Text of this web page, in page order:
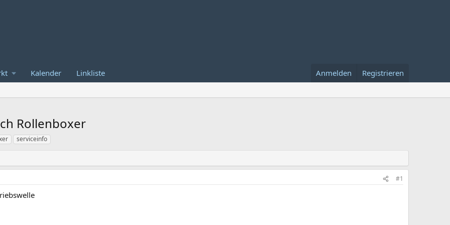
Kalender Linkliste Anmelden Registrieren
Rollenboxer
serviceinfo
#1